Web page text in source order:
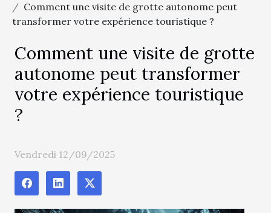
Comment une visite de grotte autonome peut
transformer votre expérience touristique ?
Comment une visite de grotte
autonome peut transformer
votre expérience touristique
?
Vendredi 12/09/2025